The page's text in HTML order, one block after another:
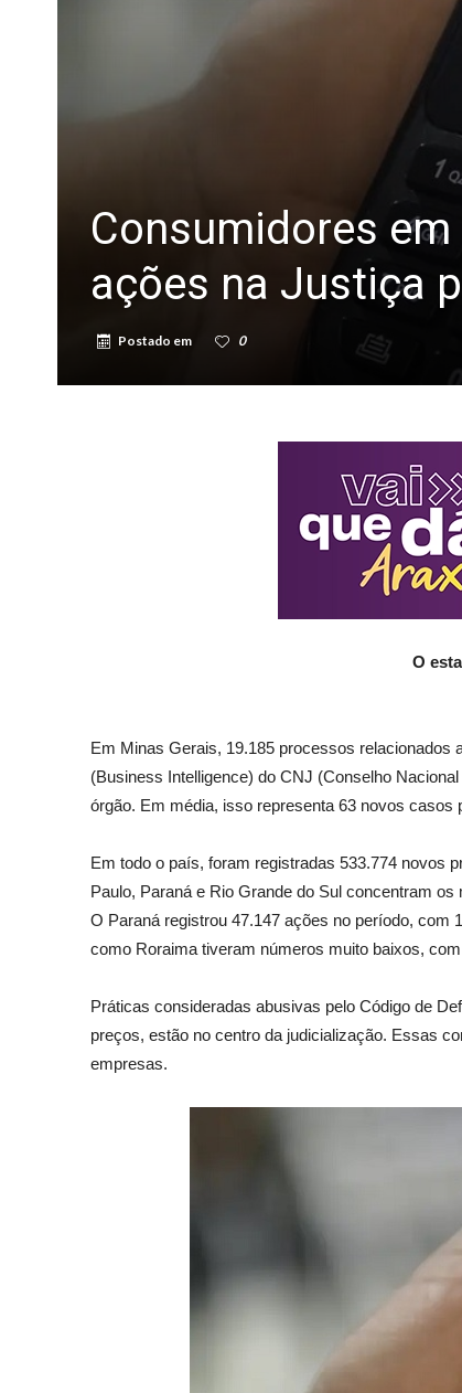
Consumidores
ações na Justiça
Postado em 0
O
Em Minas Gerais, 19.185 processos relacionados
(Business Intelligence) do CNJ (Conselho
órgão. Em média, isso representa 63 novos casos
Em todo o país, foram registradas 533.774 novos
Paulo, Paraná e Rio Grande do Sul concentram
O Paraná registrou 47.147 ações no período, com
como Roraima tiveram números muito baixos,
Práticas consideradas abusivas pelo Código de
preços, estão no centro da judicialização. Essas
empresas.